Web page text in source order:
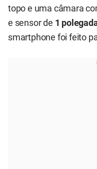
topo e uma câmara
e sensor de 1
smartphone foi feito